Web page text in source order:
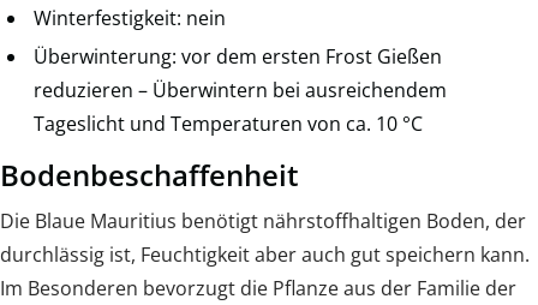
Winterfestigkeit: nein
Überwinterung: vor dem ersten Frost Gießen
reduzieren – Überwintern bei ausreichendem
Tageslicht und Temperaturen von ca. 10 °C
Bodenbeschaffenheit
Die Blaue Mauritius benötigt nährstoffhaltigen Boden, der
durchlässig ist, Feuchtigkeit aber auch gut speichern kann.
Im Besonderen bevorzugt die Pflanze aus der Familie der